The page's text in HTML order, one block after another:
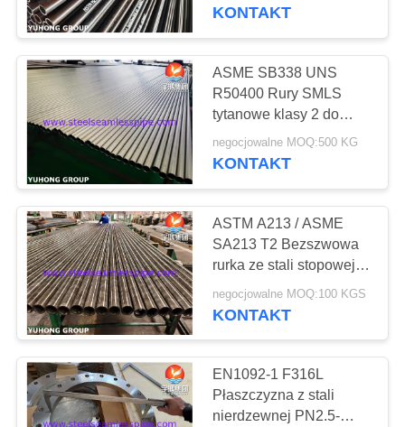
KONTROLA
JAKOŚCI
SKONTAKTUJ
SIĘ
NAMI
POPROSIĆ
O
WYCENĘ
COMPANY
NEWS
Dwustronna rura ze
stali nierdzewnej
Dwustronna rura ze
stali nierdzewnej
39
przemysłu naftowego i
KONTAKT
ASME SB338 UNS
R50400 Rury SMLS
tytanowe klasy 2 do
zastosowań
przemysłowych
negocjowalne MOQ:500 KG
KONTAKT
ASTM A213 / ASME
SA213 T2 Bezszwowa
rurka ze stali stopowej,
supergrzejnik
negocjowalne MOQ:100 KGS
KONTAKT
EN1092-1 F316L
Płaszczyzna z stali
nierdzewnej PN2.5-